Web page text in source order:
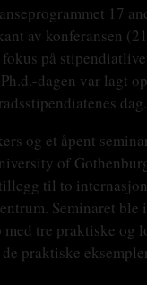
17
av konferansen
på
dagen var lagt
dag.
og et åpent
of
til to
Seminaret
tre praktiske og
praktiske